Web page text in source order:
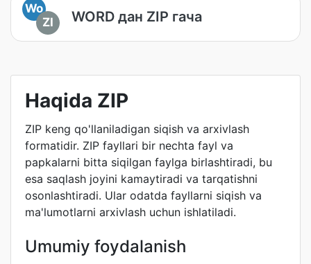
Wo
ZI
WORD дан ZIP гача
Haqida ZIP
ZIP keng qo'llaniladigan siqish va arxivlash
formatidir. ZIP fayllari bir nechta fayl va
papkalarni bitta siqilgan faylga birlashtiradi, bu
esa saqlash joyini kamaytiradi va tarqatishni
osonlashtiradi. Ular odatda fayllarni siqish va
ma'lumotlarni arxivlash uchun ishlatiladi.
Umumiy foydalanish